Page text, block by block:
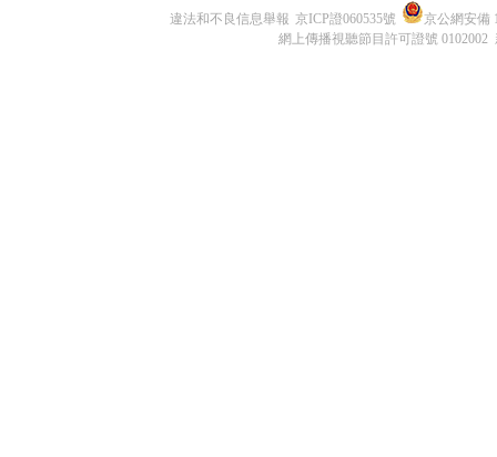
違法和不良信息舉報 京ICP證060535號
京公網安備
網上傳播視聽節目許可證號 0102002